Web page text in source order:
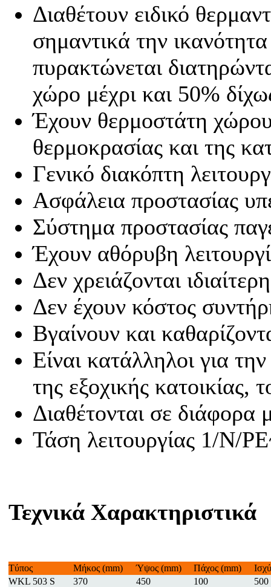
Διαθέτουν ειδικό
σημαντικά την
πυρακτώνεται
χώρο μέχρι και 50%
Έχουν θερμοστάτη
θερμοκρασίας και της
Γενικό διακόπτη
Ασφάλεια προστασίας
Σύστημα προστασίας
Έχουν αθόρυβη
Δεν χρειάζονται
Δεν έχουν κόστος
Βγαίνουν και
Είναι κατάλληλοι για
της εξοχικής κατοικίας,
Διαθέτονται σε
Τάση λειτουργίας 1/Ν/
Τεχνικά Χαρακτηριστικά
Tύπος Μήκος (mm) Ύψος (mm) Πάχος (mm)
WKL 503 S
370 450 100